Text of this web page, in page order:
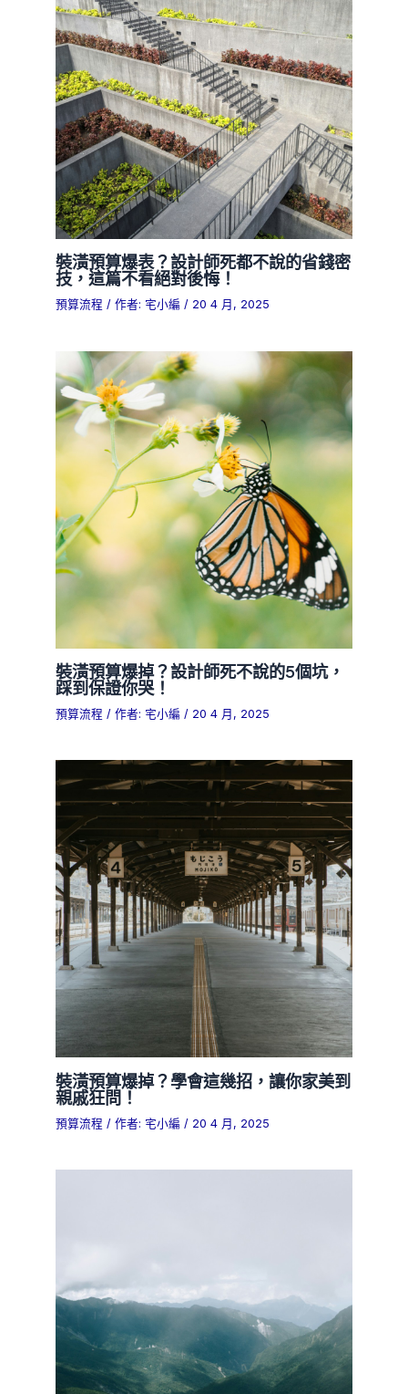
裝潢預算爆表？設計師死都不說的省錢密
技，這篇不看絕對後悔！
預算流程 / 作者: 宅小編/ 20 4 月, 2025
裝潢預算爆掉？設計師死不說的5個坑，
踩到保證你哭！
預算流程 / 作者: 宅小編 / 20 4 月, 2025
裝潢預算爆掉？學會這幾招，讓你家美到
親戚狂問！
預算流程 / 作者: 宅小編 / 20 4 月, 2025